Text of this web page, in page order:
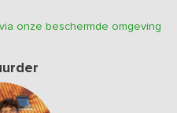
onze beschermde omgeving